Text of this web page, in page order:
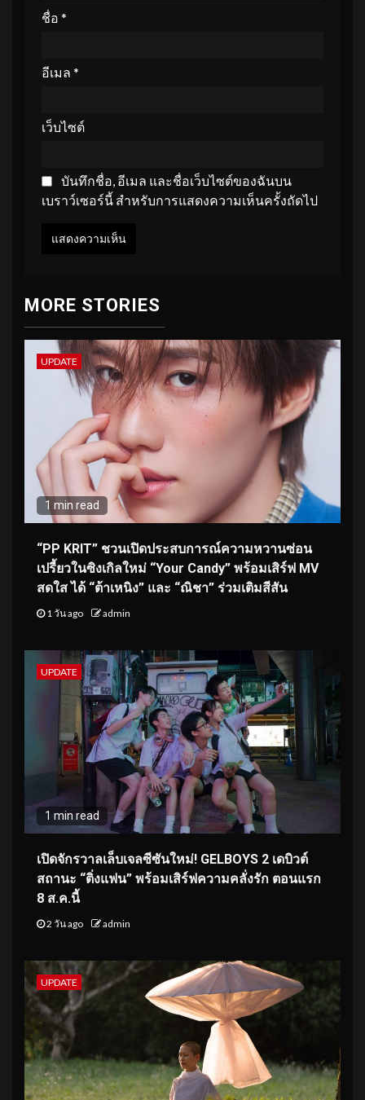
ชื่อ *
อีเมล *
เว็บไซต์
บันทึกชื่อ, อีเมล และชื่อเว็บไซต์ของฉันบน
เบราว์เซอร์นี้ สำหรับการแสดงความเห็นครั้งถัดไป
MORE STORIES
UPDATE
1 min read
“PP KRIT” ชวนเปิดประสบการณ์ความหวานซ่อน
เปรี้ยวในซิงเกิลใหม่ “Your Candy” พร้อมเสิร์ฟ MV
สดใส ได้ “ต้าเหนิง” และ “ณิชา” ร่วมเติมสีสัน
1 วัน ago admin
UPDATE
1 min read
เปิดจักรวาลเล็บเจลซีซันใหม่! GELBOYS 2 เดบิวต์
สถานะ “ติ่งแฟน” พร้อมเสิร์ฟความคลั่งรัก ตอนแรก
8 ส.ค.นี้
2 วัน ago admin
UPDATE